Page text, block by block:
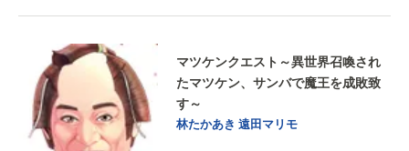
マツケンクエスト～異世界召喚され
たマツケン、サンバで魔王を成敗致
す～
林たかあき 遠田マリモ